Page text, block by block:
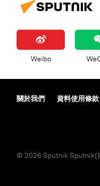
Weibo
關於我們 資料使用條款
© 2026 Sputnik Sputnik(